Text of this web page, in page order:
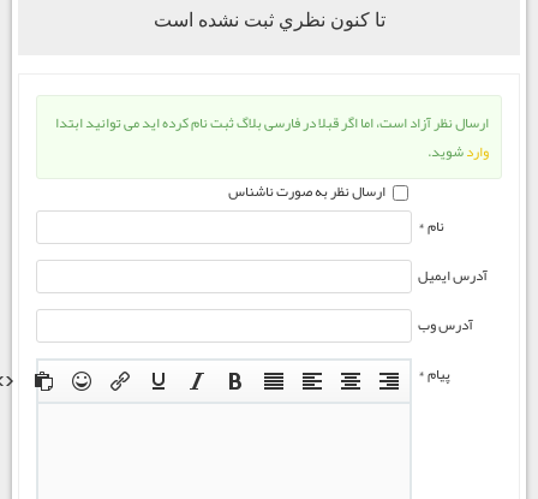
تا كنون نظري ثبت نشده است
ارسال نظر آزاد است، اما اگر قبلا در فارسی بلاگ ثبت نام کرده اید می توانید ابتدا
شوید.
ارسال نظر به صورت ناشناس
آدرس ایمیل
آدرس وب
پیام *